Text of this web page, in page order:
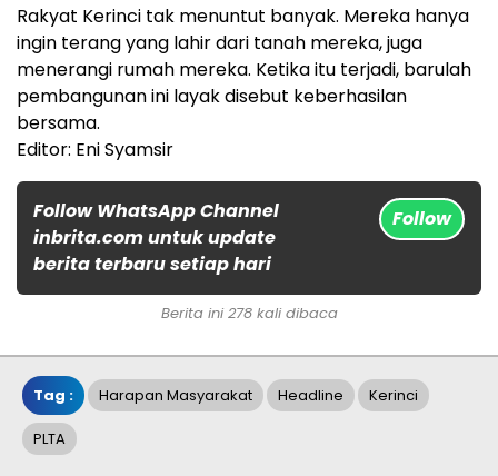
Rakyat Kerinci tak menuntut banyak. Mereka hanya
ingin terang yang lahir dari tanah mereka, juga
menerangi rumah mereka. Ketika itu terjadi, barulah
pembangunan ini layak disebut keberhasilan
bersama.
Editor: Eni Syamsir
Follow WhatsApp Channel
inbrita.com untuk update
berita terbaru setiap hari
Follow
Berita ini 278 kali dibaca
Tag : Harapan Masyarakat Headline Kerinci
PLTA